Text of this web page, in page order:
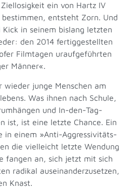
ein von Hartz IV
entsteht Zorn. Und
in seinem bislang letzten
den 2014 fertiggestellten
Filmtagen uraufgeführten
Männer«.
wieder junge Menschen am
Was ihnen nach Schule,
und In-den-Tag-
ist, ist eine letzte Chance. Ein
in einem »Anti-Aggressivitäts-
die vielleicht letzte Wendung
fangen an, sich jetzt mit sich
radikal auseinanderzusetzen,
Knast.